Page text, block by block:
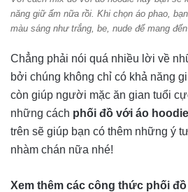
năng giữ ấm nữa rồi. Khi chọn áo phao,
màu sáng như trắng, be, nude để mang
Chẳng phải nói quá nhiều lời về
bởi chúng không chỉ có khả năng
còn giúp người mặc ăn gian tuổi
những cách phối đồ với áo hoodie
trên sẽ giúp bạn có thêm những ý
nhàm chán nữa nhé!
Xem thêm các công thức phối